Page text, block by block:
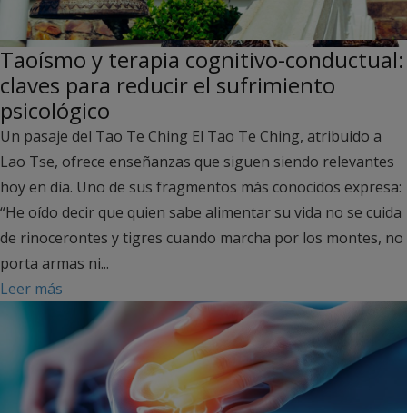
Taoísmo y terapia cognitivo-conductual:
claves para reducir el sufrimiento
psicológico
Un pasaje del Tao Te Ching El Tao Te Ching, atribuido a
Lao Tse, ofrece enseñanzas que siguen siendo relevantes
hoy en día. Uno de sus fragmentos más conocidos expresa:
“He oído decir que quien sabe alimentar su vida no se cuida
de rinocerontes y tigres cuando marcha por los montes, no
porta armas ni...
Leer más